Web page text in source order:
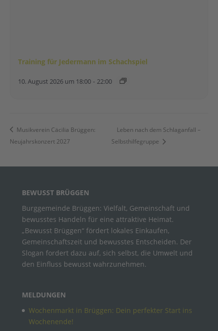
Training für Jedermann im Schachspiel
10. August 2026 um 18:00 - 22:00
Musikverein Cäcilia Brüggen:
Neujahrskonzert 2027
Leben nach dem Schlaganfall –
Selbsthilfegruppe
BEWUSST BRÜGGEN
Burggemeinde Brüggen: Vielfalt, Gemeinschaft und
bewusstes Handeln für eine attraktive Heimat.
„Bewusst Brüggen“ fördert lokales Einkaufen,
Gemeinschaftszeit und bewusstes Entscheiden. Der
Slogan fordert dazu auf, sich selbst, die Umwelt und
den Einfluss bewusst wahrzunehmen.
MELDUNGEN
Wochenmarkt in Brüggen: Dein perfekter Start ins
Wochenende!